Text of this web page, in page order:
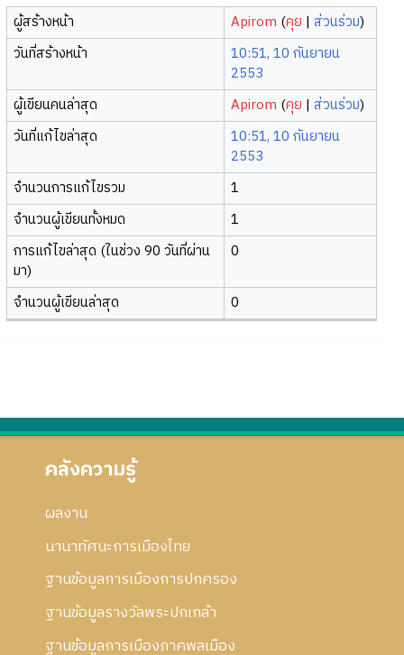
ผู้สร้างหน้า Apirom (คุย |ส่วนร่วม)
วันที่สร้างหน้า
10:51, 10 กันยายน
2553
ผู้เขียนคนล่าสุด
Apirom (คุย |ส่วนร่วม)
วันที่แก้ไขล่าสุด
10:51, 10 กันยายน
2553
จำนวนการแก้ไขรวม
1
จำนวนผู้เขียนทั้งหมด
1
การแก้ไขล่าสุด (ในช่วง 90 วันที่ผ่าน
มา)
0
จำนวนผู้เขียนล่าสุด 0
คลังความรู้
ผลงาน
นานาทัศนะการเมืองไทย
ฐานข้อมูลการเมืองการปกครอง
ฐานข้อมูลรางวัลพระปกเกล้า
ฐานข้อมูลการเมืองภาคพลเมือง